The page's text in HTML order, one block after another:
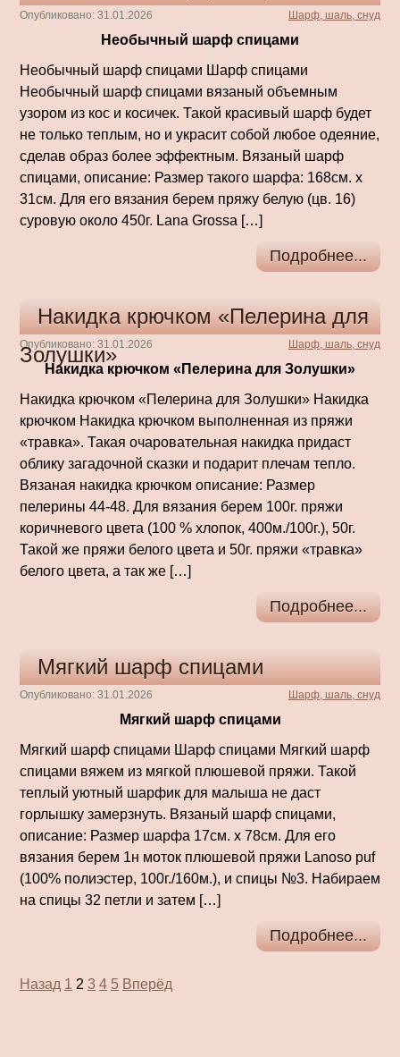
Опубликовано: 31.01.2026 Шарф, шаль, снуд
Необычный шарф спицами
Необычный шарф спицами Шарф спицами
Необычный шарф спицами вязаный объемным
узором из кос и косичек. Такой красивый шарф будет
не только теплым, но и украсит собой любое одеяние,
сделав образ более эффектным. Вязаный шарф
спицами, описание: Размер такого шарфа: 168см. x
31см. Для его вязания берем пряжу белую (цв. 16)
суровую около 450г. Lana Grossa […]
Подробнее...
Накидка крючком «Пелерина для
Золушки»
Опубликовано: 31.01.2026 Шарф, шаль, снуд
Накидка крючком «Пелерина для Золушки»
Накидка крючком «Пелерина для Золушки» Накидка
крючком Накидка крючком выполненная из пряжи
«травка». Такая очаровательная накидка придаст
облику загадочной сказки и подарит плечам тепло.
Вязаная накидка крючком описание: Размер
пелерины 44-48. Для вязания берем 100г. пряжи
коричневого цвета (100 % хлопок, 400м./100г.), 50г.
Такой же пряжи белого цвета и 50г. пряжи «травка»
белого цвета, а так же […]
Подробнее...
Мягкий шарф спицами
Опубликовано: 31.01.2026 Шарф, шаль, снуд
Мягкий шарф спицами
Мягкий шарф спицами Шарф спицами Мягкий шарф
спицами вяжем из мягкой плюшевой пряжи. Такой
теплый уютный шарфик для малыша не даст
горлышку замерзнуть. Вязаный шарф спицами,
описание: Размер шарфа 17см. х 78см. Для его
вязания берем 1н моток плюшевой пряжи Lanoso puf
(100% полиэстер, 100г./160м.), и спицы №3. Набираем
на спицы 32 петли и затем […]
Подробнее...
Пагинация
Назад 1 2 3 4 5 Вперёд